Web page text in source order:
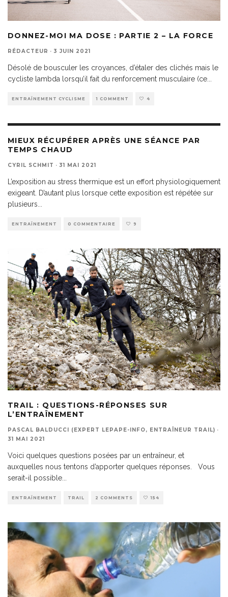
DONNEZ-MOI MA DOSE : PARTIE 2 – LA FORCE
RÉDACTEUR · 3 JUIN 2021
Désolé de bousculer les croyances, d’étaler des clichés mais le
cycliste lambda lorsqu’il fait du renforcement musculaire (ce...
ENTRAÎNEMENT CYCLISME 1 COMMENT 4
MIEUX RÉCUPÉRER APRÈS UNE SÉANCE PAR
TEMPS CHAUD
CYRIL SCHMIT · 31 MAI 2021
L’exposition au stress thermique est un effort physiologiquement
exigeant. D’autant plus lorsque cette exposition est répétée sur
plusieurs...
ENTRAÎNEMENT 0 COMMENTAIRE 9
TRAIL : QUESTIONS-RÉPONSES SUR
L’ENTRAÎNEMENT
PASCAL BALDUCCI (EXPERT LEPAPE-INFO, ENTRAÎNEUR TRAIL) ·
31 MAI 2021
Voici quelques questions posées par un entraîneur, et
auxquelles nous tentons d’apporter quelques réponses. Vous
serait-il possible...
ENTRAÎNEMENT TRAIL 2 COMMENTS 154